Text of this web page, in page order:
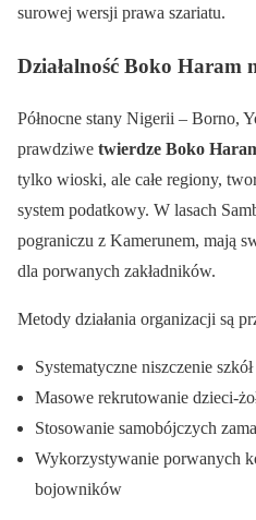
surowej wersji prawa szariatu.
Działalność Boko Haram
Północne stany Nigerii – Borno,
prawdziwe twierdze Boko
tylko wioski, ale całe regiony,
system podatkowy. W lasach
pograniczu z Kamerunem, mają
dla porwanych zakładników.
Metody działania organizacji są
Systematyczne niszczenie
Masowe rekrutowanie dzieci-
Stosowanie samobójczych
Wykorzystywanie porwanych
bojowników